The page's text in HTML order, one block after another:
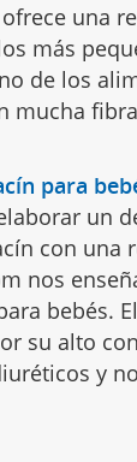
una
más
de los
mucha
para
un
con una
nos
bebés.
su alto
y